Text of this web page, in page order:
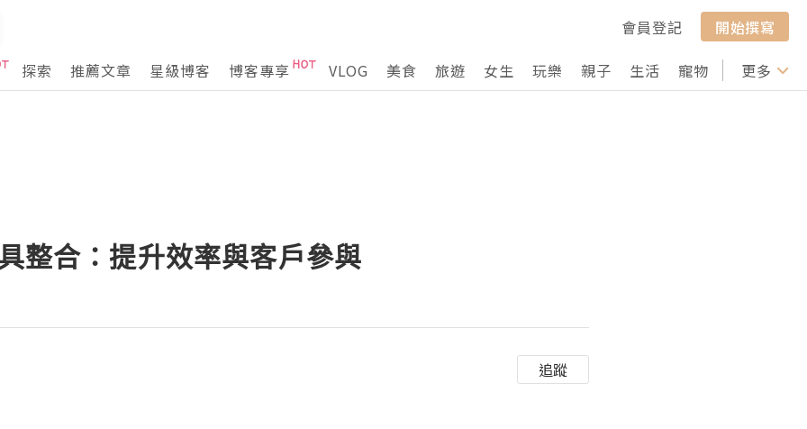
會員登記
開始撰寫
探索
推薦文章 星級博客 博客專享 VLOG 美食 旅遊 女生 玩樂 親子 生活 寵物 行山 打卡
更多
整合：提升效率與客戶參與
追蹤